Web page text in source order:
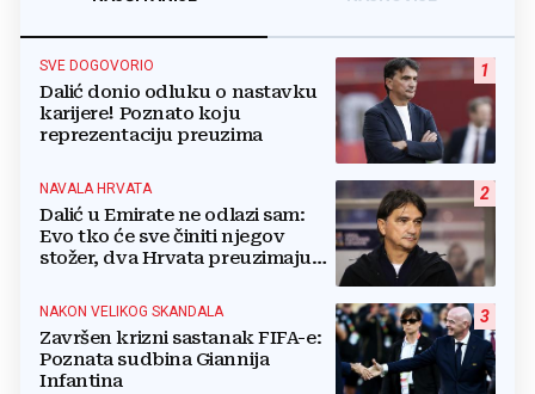
1
SVE DOGOVORIO
Dalić donio odluku o nastavku
karijere! Poznato koju
reprezentaciju preuzima
2
NAVALA HRVATA
Dalić u Emirate ne odlazi sam:
Evo tko će sve činiti njegov
stožer, dva Hrvata preuzimaju
3
NAKON VELIKOG SKANDALA
Završen krizni sastanak FIFA-e:
Poznata sudbina Giannija
Infantina